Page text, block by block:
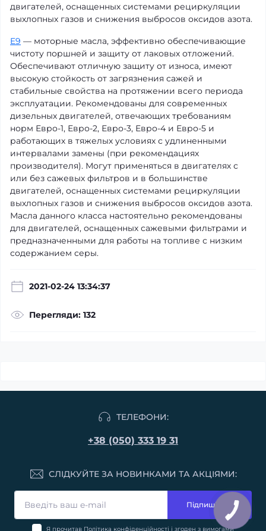
двигателей, оснащенных системами рециркуляции
выхлопных газов и снижения выбросов оксидов азота.
E9 — моторные масла, эффективно обеспечивающие
чистоту поршней и защиту от лаковых отложений.
Обеспечивают отличную защиту от износа, имеют
высокую стойкость от загрязнения сажей и
стабильные свойства на протяжении всего периода
эксплуатации. Рекомендованы для современных
дизельных двигателей, отвечающих требованиям
норм Евро-1, Евро-2, Евро-3, Евро-4 и Евро-5 и
работающих в тяжелых условиях с удлиненными
интервалами замены (при рекомендациях
производителя). Могут применяться в двигателях с
или без сажевых фильтров и в большинстве
двигателей, оснащенных системами рециркуляции
выхлопных газов и снижения выбросов оксидов азота.
Масла данного класса настоятельно рекомендованы
для двигателей, оснащенных сажевыми фильтрами и
предназначенными для работы на топливе с низким
содержанием серы.
2021-02-24 13:34:37
Перегляди: 132
ТЕЛЕФОНИ:
+38 (050) 333 19 31
СЛІДКУЙТЕ ЗА НОВИНКАМИ ТА АКЦІЯМИ:
Підпишіться
Я прочитав Політика конфіденційності і згоден з вимогами